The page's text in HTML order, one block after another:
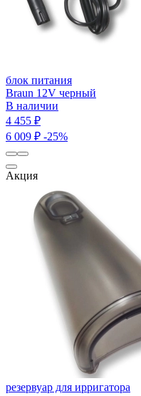
блок питания
Braun 12V черный
В наличии
4 455 ₽
6 009 ₽ -25%
Акция
резервуар для ирригатора